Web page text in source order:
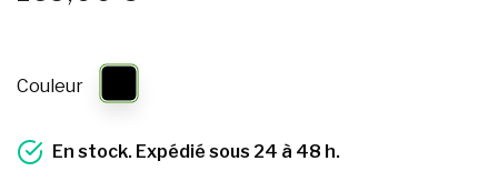
Couleur
En stock. Expédié sous 24 à 48 h.